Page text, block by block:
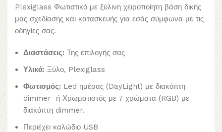
Plexiglass Φωτιστικό με ξύλινη χειροποίητη βάση δικής
μας σχεδίασης και κατασκευής για εσάς σύμφωνα με τις
οδηγίες σας.
Διαστάσεις: Της επιλογής σας
Υλικά: Ξύλο, Plexiglass
Φωτισμός: Led ημέρας (DayLight) με διακόπτη
dimmer ή Χρωματιστός με 7 χρώματα (RGB) με
διακόπτη dimmer.
Περιέχει καλώδιο USB